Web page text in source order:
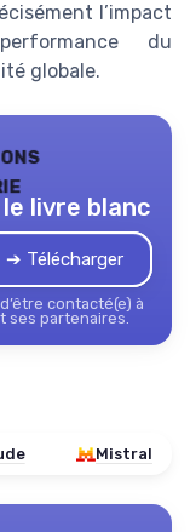
l’impact
du
globale.
livre blanc
➔ Télécharger
contacté(e) à
ses partenaires.
Mistral